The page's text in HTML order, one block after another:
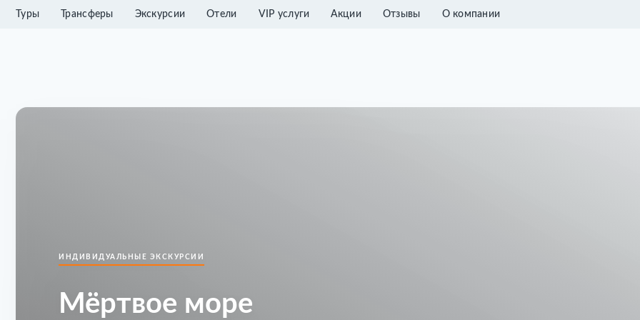
Туры Трансферы Экскурсии Отели VIP услуги Акции Отзывы О компании
ИНДИВИДУАЛЬНЫЕ ЭКСКУРСИИ
Мёртвое море